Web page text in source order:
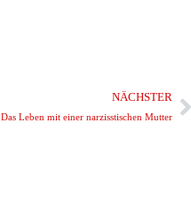
NÄCHSTER
Das Leben mit einer narzisstischen Mutter